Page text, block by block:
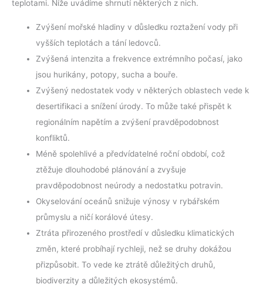
teplotami. Níže uvádíme shrnutí některých z nich.
Zvýšení mořské hladiny v důsledku roztažení vody při
vyšších teplotách a tání ledovců.
Zvýšená intenzita a frekvence extrémního počasí, jako
jsou hurikány, potopy, sucha a bouře.
Zvýšený nedostatek vody v některých oblastech vede k
desertifikaci a snížení úrody. To může také přispět k
regionálním napětím a zvýšení pravděpodobnost
konfliktů.
Méně spolehlivé a předvídatelné roční období, což
ztěžuje dlouhodobé plánování a zvyšuje
pravděpodobnost neúrody a nedostatku potravin.
Okyselování oceánů snižuje výnosy v rybářském
průmyslu a ničí korálové útesy.
Ztráta přirozeného prostředí v důsledku klimatických
změn, které probíhají rychleji, než se druhy dokážou
přizpůsobit. To vede ke ztrátě důležitých druhů,
biodiverzity a důležitých ekosystémů.